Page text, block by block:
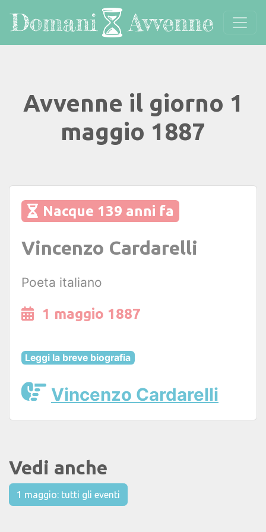
Avvenne il giorno 1
maggio 1887
Nacque 139 anni fa
Vincenzo Cardarelli
Poeta italiano
1 maggio 1887
Leggi la breve biografia
Vincenzo Cardarelli
Vedi anche
1 maggio: tutti gli eventi